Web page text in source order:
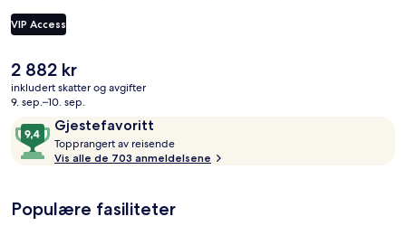
treningssenter. Bassenget og den vennlige betjeningen får mye
skryt fra andre reisende.
VIP Access
Den
nåværende
prisen
2 882 kr
2 882 kr
inkludert skatter og avgifter
9. sep.–10. sep.
AnmeldelserGjestefavoritt
9,4
av
10,
Topprangert av reisende
o
Vis alle de 703 anmeldelsene
Populære fasiliteter